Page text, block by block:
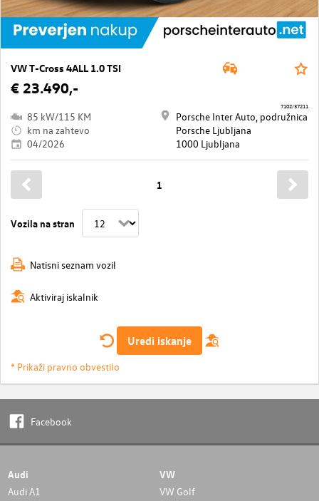
VW T-Cross 4ALL 1.0 TSI
€ 23.490,-
85 kW/115 KM
km na zahtevo
04/2026
Porsche Inter Auto, podružnica
Porsche Ljubljana
1000 Ljubljana
7102/37211
Vozila na stran
1
Natisni seznam vozil
Aktiviraj iskalnik
Uredi iskanje
* Prikaži pravno obvestilo
Facebook
Audi
Audi A1
VW
VW Golf